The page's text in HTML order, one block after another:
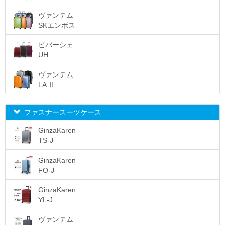
26日 8,365
27日
28日
29日
30日
以降1日 49
ヴァンテム
SKエンボス
ビバーシェ
UH
ヴァンテム
LA Ⅱ
ファスナースーツケース
GinzaKaren
TS-J
GinzaKaren
FO-J
GinzaKaren
YL-J
ヴァンテム